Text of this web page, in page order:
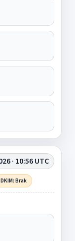
· 10:56 UTC
DKIM: Brak